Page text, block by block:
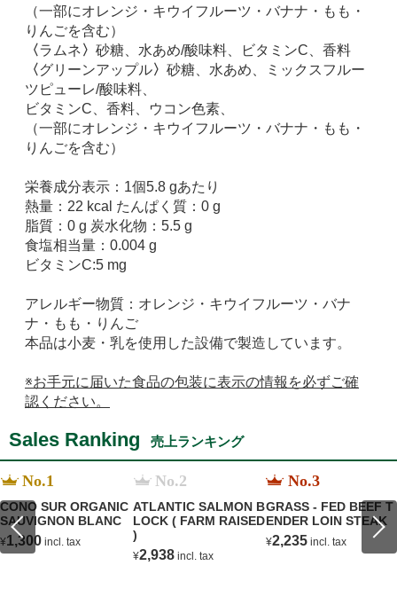
（一部にオレンジ・キウイフルーツ・バナナ・もも・
りんごを含む）
〈ラムネ〉 砂糖、水あめ/酸味料、ビタミンC、香料
〈グリーンアップル〉 砂糖、水あめ、ミックスフルー
ツピューレ/酸味料、
ビタミンC、香料、ウコン色素、
（一部にオレンジ・キウイフルーツ・バナナ・もも・
りんごを含む）
栄養成分表示：1個5.8 gあたり
熱量：22 kcal たんぱく質：0 g
脂質：0 g 炭水化物：5.5 g
食塩相当量：0.004 g
ビタミンC:5 mg
アレルギー物質：オレンジ・キウイフルーツ・バナ
ナ・もも・りんご
本品は小麦・乳を使用した設備で製造しています。
※お手元に届いた食品の包装に表示の情報を必ずご確
認ください。
Sales Ranking 売上ランキング
No.1
CONO SUR ORGANIC
SAUVIGNON BLANC
¥1,300 incl. tax
No.2
ATLANTIC SALMON B
LOCK ( FARM RAISED
)
¥2,938 incl. tax
No.3
GRASS - FED BEEF T
ENDER LOIN STEAK
¥2,235 incl. tax